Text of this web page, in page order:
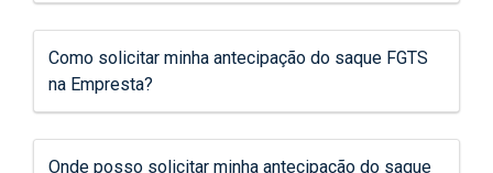
Como solicitar minha antecipação do saque FGTS
na Empresta?
Onde posso solicitar minha antecipação do saque